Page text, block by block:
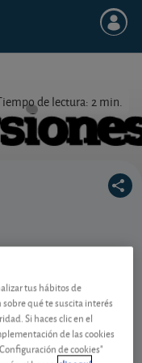
de lectura: 2 min.
SOCIOS
visión
tus hábitos de
qué te suscita interés
Si haces clic en el
de las cookies
de cookies"